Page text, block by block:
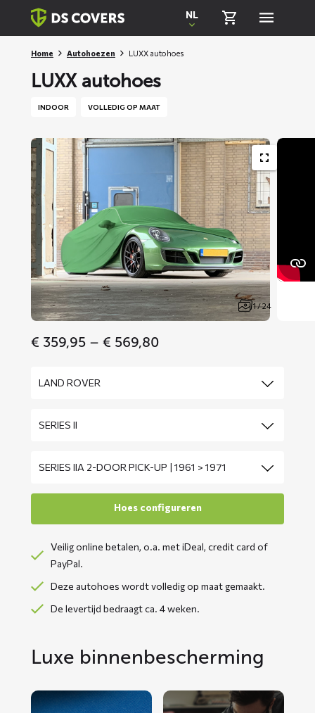
Skiplinks
NL
Home Autohoezen LUXX autohoes
LUXX autohoes
INDOOR VOLLEDIG OP MAAT
1 / 24
€ 359,95 – € 569,80
Veilig online betalen, o.a. met iDeal, credit card of
PayPal.
Deze autohoes wordt volledig op maat gemaakt.
De levertijd bedraagt ca. 4 weken.
Luxe binnenbescherming